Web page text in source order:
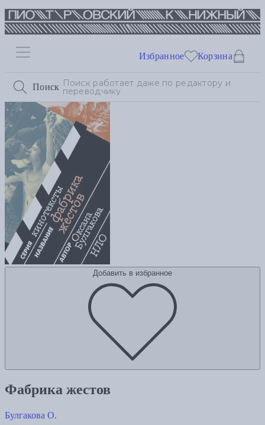
Поиск
Избранное Корзина
Добавить в избранное
Фабрика жестов
Булгакова О.